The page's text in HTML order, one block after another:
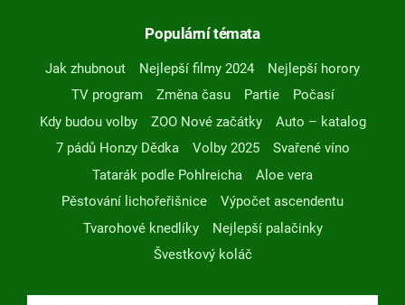
Populární témata
Jak zhubnout Nejlepší filmy 2024
Nejlepší horory
TV program
Změna času Partie
Počasí
Kdy budou volby
ZOO Nové začátky
Auto – katalog
7 pádů Honzy Dědka
Volby 2025
Svařené víno
Tatarák podle Pohlreicha
Aloe vera
Pěstování lichořeřišnice
Výpočet ascendentu
Tvarohové knedlíky
Nejlepší palačinky
Švestkový koláč